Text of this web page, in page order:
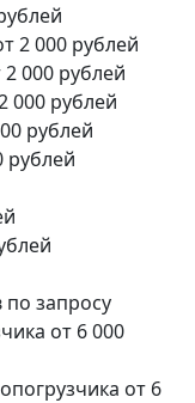
2 000 рублей
2 000 рублей
000 рублей
рублей
рублей
по запросу
от 6 000
от 6